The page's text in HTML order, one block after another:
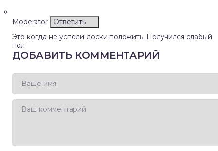
Moderator
Ответить
Это когда не успели доски положить. Получился слабый
пол
ДОБАВИТЬ КОММЕНТАРИЙ